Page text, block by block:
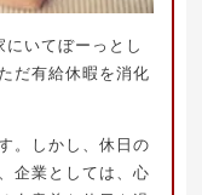
いてぼーっとし
だ有給休暇を消化
。しかし、休日の
企業としては、心